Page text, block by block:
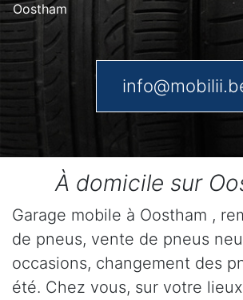
Oostham
À domicile sur
Garage mobile à Oostham ,
de pneus, vente de pneus
occasions, changement des
été. Chez vous, sur votre